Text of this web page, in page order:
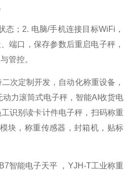
；2. 电脑/手机连接目标WiFi，
端口，保存参数后重启电子秤，
管控。
次定制开发，自动化称重设备，
力滚筒式电子秤，智能AI收货电
识别读卡计件电子秤，扫码称重
块，称重传感器，封箱机，贴标
智能电子天平 ，YJH-T工业称重